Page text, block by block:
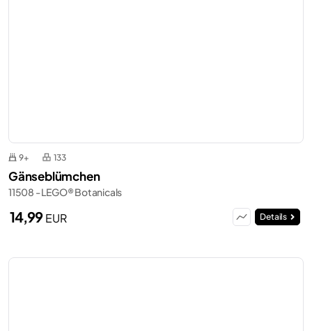
9+ 133
Gänseblümchen
11508 - LEGO® Botanicals
14,99EUR Details